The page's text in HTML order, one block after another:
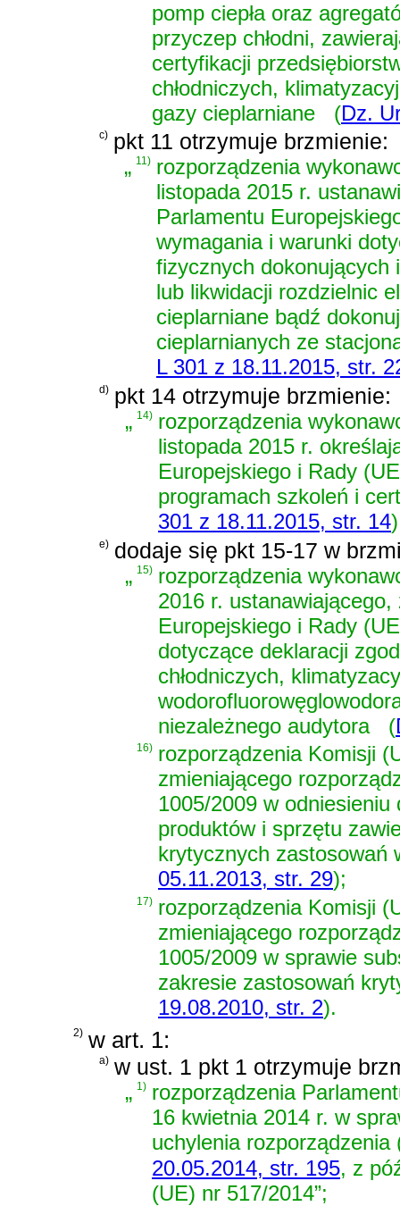
pomp ciepła oraz
przyczep chłodni,
certyfikacji
chłodniczych,
gazy cieplarniane
(Dz.
c) pkt 11 otrzymuje brzmienie:
„11) rozporządzenia
listopada 2015 r.
Parlamentu
wymagania i warunki
fizycznych dokonujących
lub likwidacji rozdzielnic
cieplarniane bądź
cieplarnianych ze
L 301 z 18.11.2015, str.
d) pkt 14 otrzymuje brzmienie:
„14) rozporządzenia
listopada 2015 r.
Europejskiego i Rady
programach szkoleń i
301 z 18.11.2015, str. 14)
e) dodaje się pkt 15-17 w
„15) rozporządzenia
2016 r.
Europejskiego i Rady
dotyczące deklaracji
chłodniczych,
niezależnego audytora
(
16) rozporządzenia Komisji
zmieniającego
1005/2009 w
produktów i sprzętu
krytycznych zastosowań
05.11.2013, str. 29);
17) rozporządzenia Komisji
zmieniającego
1005/2009 w sprawie
zakresie zastosowań
19.08.2010, str. 2).
2) w art. 1:
a) w ust. 1 pkt 1 otrzymuje
„1) rozporządzenia
16 kwietnia 2014 r. w
uchylenia
20.05.2014, str. 195, z
(UE) nr 517/2014”;